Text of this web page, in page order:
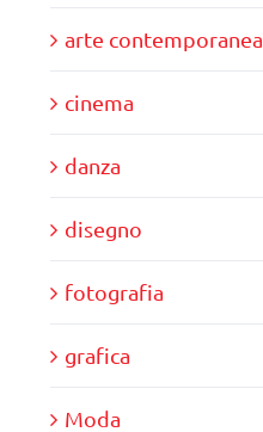
arte contemporanea
cinema
danza
disegno
fotografia
grafica
Moda